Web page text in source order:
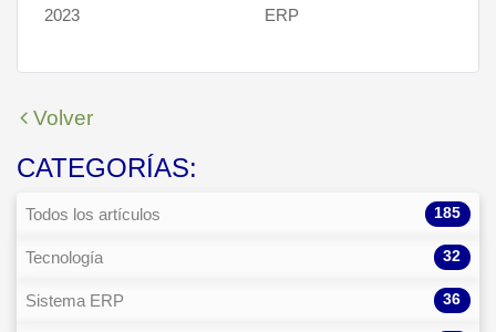
2023
ERP
Volver
CATEGORÍAS:
Todos los artículos 185
Tecnología 32
Sistema ERP 36